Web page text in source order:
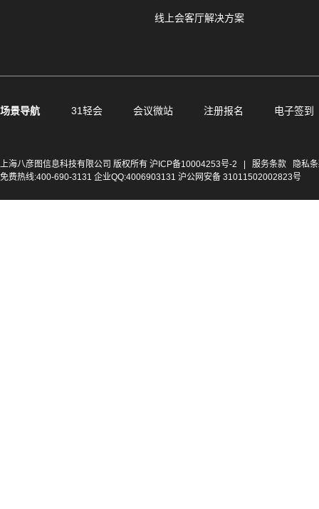
线上会客厅解决方案
场景导航 31轻会 会议微站 注册报名 电子签到
上海八彦图信息科技有限公司 版权所有 沪ICP备10004253号-2 服务条款
隐私
免费热线:400-690-3131 企业QQ:4006903131 沪公网安备 31011502002823号